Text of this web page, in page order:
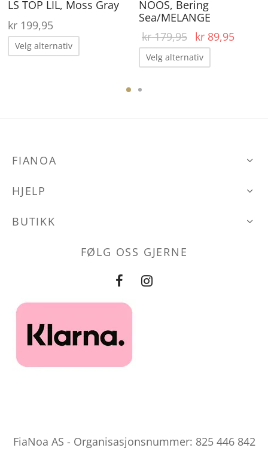
LS TOP LIL, Moss Gray
kr199,95
Velg alternativ
Dette
produktet
NOOS, Bering
Sea/MELANGE
kr179,95
Opprinnelig
pris var:
kr 179,95.
kr89,95
Velg alternativ
Dette
produktet
FIANOA
HJELP
BUTIKK
FØLG OSS GJERNE
FiaNoa AS - Organisasjonsnummer: 825 446 842